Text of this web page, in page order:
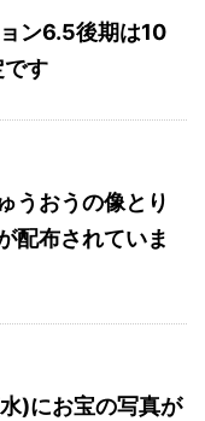
ン6.5後期は10
す
うおうの像とり
配布されていま
)にお宝の写真が